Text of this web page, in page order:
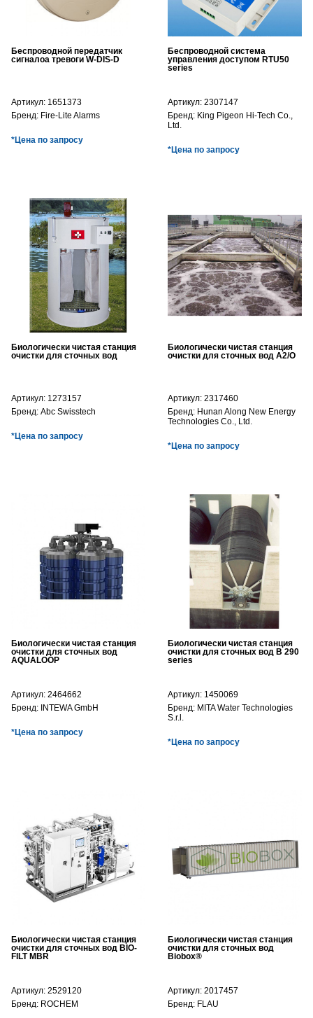
Беспроводной передатчик
сигналоа тревоги W-DIS-D
Артикул: 1651373
Бренд: Fire-Lite Alarms
*Цена по запросу
Беспроводной система
управления доступом RTU50
series
Артикул: 2307147
Бренд: King Pigeon Hi-Tech Co.,
Ltd.
*Цена по запросу
Биологически чистая станция
очистки для сточных вод
Артикул: 1273157
Бренд: Abc Swisstech
*Цена по запросу
Биологически чистая станция
очистки для сточных вод A2/O
Артикул: 2317460
Бренд: Hunan Along New Energy
Technologies Co., Ltd.
*Цена по запросу
Биологически чистая станция
очистки для сточных вод
AQUALOOP
Артикул: 2464662
Бренд: INTEWA GmbH
*Цена по запросу
Биологически чистая станция
очистки для сточных вод B 290
series
Артикул: 1450069
Бренд: MITA Water Technologies
S.r.l.
*Цена по запросу
Биологически чистая станция
очистки для сточных вод BIO-
FILT MBR
Артикул: 2529120
Бренд: ROCHEM
Биологически чистая станция
очистки для сточных вод
Biobox®
Артикул: 2017457
Бренд: FLAU